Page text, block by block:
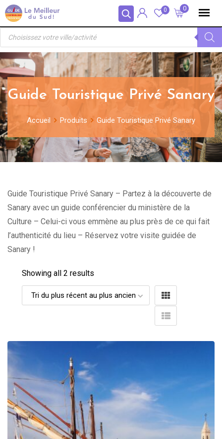
Panneau de gestion des cookies
Skip
to
content
0
0
Recherche
produits
Guide Touristique Privé Sanary
Accueil Produits Guide Touristique Privé Sanary
Guide Touristique Privé Sanary – Partez à la découverte de
Sanary avec un guide conférencier du ministère de la
Culture – Celui-ci vous emmène au plus près de ce qui fait
l’authenticité du lieu – Réservez votre visite guidée de
Sanary !
Showing all 2 results